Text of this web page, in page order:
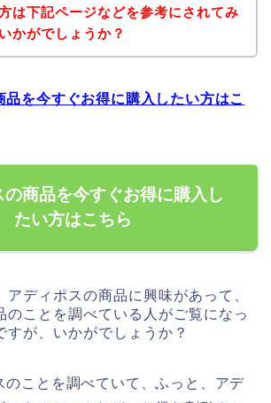
は下記ページなどを参考にされてみ
かがでしょうか？
品を今すぐお得に購入したい方はこ
の商品を今すぐお得に購入し
たい方はこちら
アディポスの商品に興味があって、
のことを調べている人がご覧になっ
すが、いかがでしょうか？
のことを調べていて、ふっと、アデ